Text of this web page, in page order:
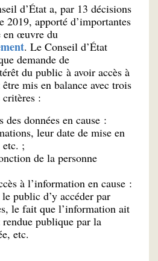
d’État a, par 13 décisions
2019, apporté d’importantes
en œuvre du
. Le Conseil d’État
demande de
du public à avoir accès à
mis en balance avec trois
critères :
des données en cause :
leur date de mise en
;
de la personne
à l’information en cause :
public d’y accéder par
le fait que l’information ait
publique par la
etc.